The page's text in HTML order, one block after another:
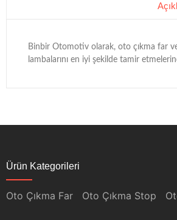
Binbir Otomotiv olarak, oto çıkma far
lambalarını en iyi şekilde tamir
Ürün Kategorileri
Oto Çıkma Far Oto Çıkma Stop